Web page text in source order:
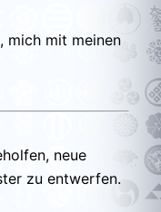
mich mit meinen
neue
zu entwerfen.